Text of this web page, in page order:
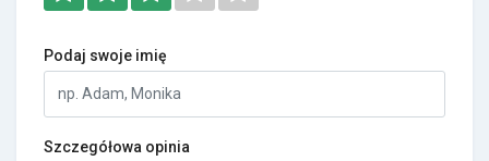
Podaj swoje imię
Szczegółowa opinia